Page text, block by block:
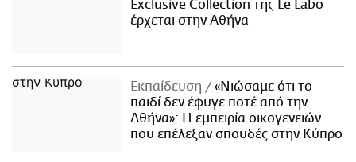
Exclusive Collection της Le Labo
έρχεται στην Αθήνα
Εκπαίδευση
«Νιώσαμε ότι το
παιδί δεν έφυγε ποτέ από την
Αθήνα»: Η εμπειρία οικογενειών
που επέλεξαν σπουδές στην Κύπρο